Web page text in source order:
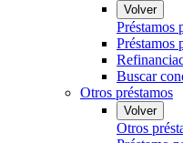
Volver
Préstamos
Préstamos
Buscar
Otros préstamos
Volver
Otros